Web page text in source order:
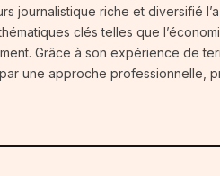
journalistique riche et diversifié
clés telles que
Grâce à son expérience de
une approche professionnelle,